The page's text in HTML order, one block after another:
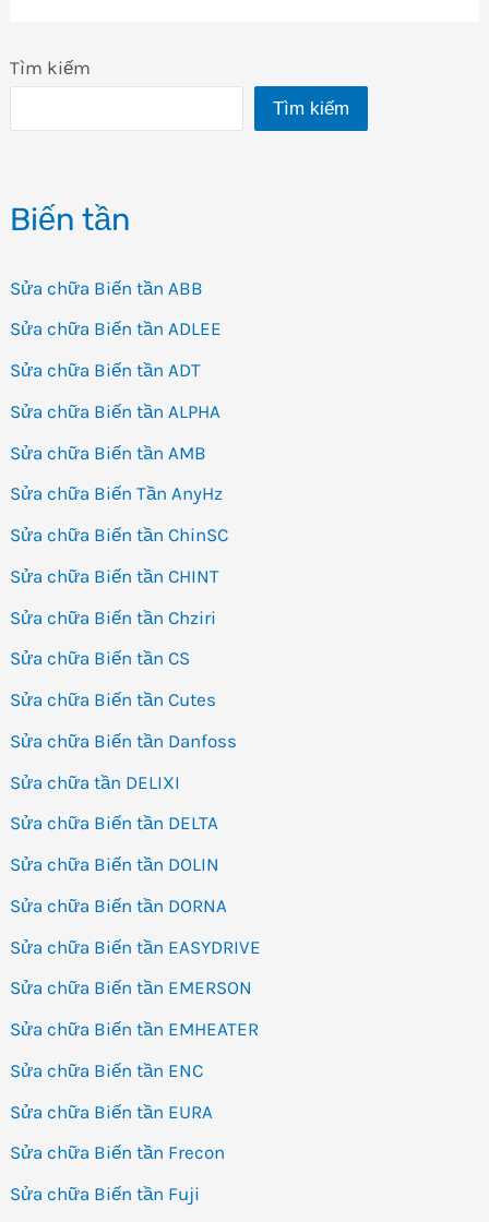
Tìm kiếm
Tìm kiếm
Biến tần
Sửa chữa Biến tần ABB
Sửa chữa Biến tần ADLEE
Sửa chữa Biến tần ADT
Sửa chữa Biến tần ALPHA
Sửa chữa Biến tần AMB
Sửa chữa Biến Tần AnyHz
Sửa chữa Biến tần ChinSC
Sửa chữa Biến tần CHINT
Sửa chữa Biến tần Chziri
Sửa chữa Biến tần CS
Sửa chữa Biến tần Cutes
Sửa chữa Biến tần Danfoss
Sửa chữa tần DELIXI
Sửa chữa Biến tần DELTA
Sửa chữa Biến tần DOLIN
Sửa chữa Biến tần DORNA
Sửa chữa Biến tần EASYDRIVE
Sửa chữa Biến tần EMERSON
Sửa chữa Biến tần EMHEATER
Sửa chữa Biến tần ENC
Sửa chữa Biến tần EURA
Sửa chữa Biến tần Frecon
Sửa chữa Biến tần Fuji